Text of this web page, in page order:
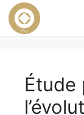
Étude